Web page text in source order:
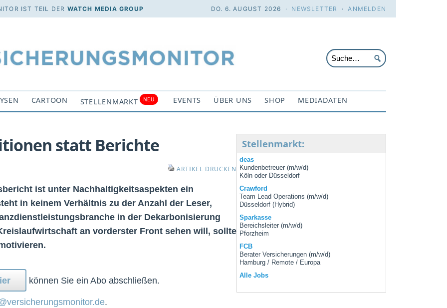
IST TEIL DER WATCH MEDIA GROUP DO. 6. AUGUST 2026 · NEWSLETTER ·ANMELDEN
CARTOON STELLENMARKT NEU EVENTS ÜBER UNS SHOP MEDIADATEN
statt Berichte
ARTIKEL DRUCKEN
ist unter Nachhaltigkeitsaspekten ein
in keinem Verhältnis zu der Anzahl der Leser,
in der Dekarbonisierung
an vorderster Front sehen will, sollte
können Sie ein Abo abschließen.
.
Stellenmarkt:
deas
Kundenbetreuer (m/w/d)
Köln oder Düsseldorf
Crawford
Team Lead Operations (m/w/d)
Düsseldorf (Hybrid)
Sparkasse
Bereichsleiter (m/w/d)
Pforzheim
FCB
Berater Versicherungen (m/w/d)
Hamburg / Remote / Europa
Alle Jobs